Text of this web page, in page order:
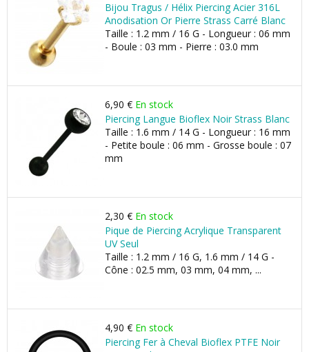
Bijou Tragus / Hélix Piercing Acier 316L
Anodisation Or Pierre Strass Carré Blanc
Taille : 1.2 mm / 16 G - Longueur : 06 mm
- Boule : 03 mm - Pierre : 03.0 mm
6,90 € En stock
Piercing Langue Bioflex Noir Strass Blanc
Taille : 1.6 mm / 14 G - Longueur : 16 mm
- Petite boule : 06 mm - Grosse boule : 07
mm
2,30 € En stock
Pique de Piercing Acrylique Transparent
UV Seul
Taille : 1.2 mm / 16 G, 1.6 mm / 14 G -
Cône : 02.5 mm, 03 mm, 04 mm, ...
4,90 € En stock
Piercing Fer à Cheval Bioflex PTFE Noir